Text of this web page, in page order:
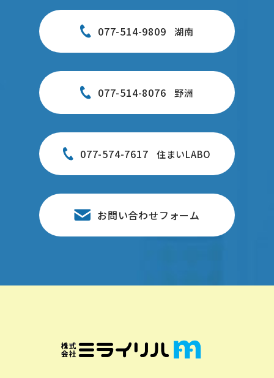
077-514-9809 湖南
077-514-8076 野洲
077-574-7617 住まいLABO
お問い合わせフォーム